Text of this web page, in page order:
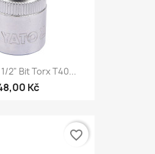
2" Bit Torx T40...
Kč
favorite_border